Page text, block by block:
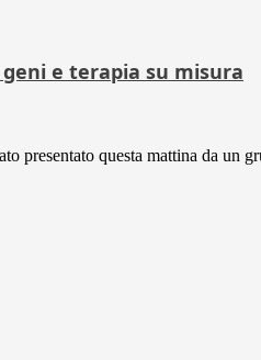
e terapia su misura
presentato questa mattina da un